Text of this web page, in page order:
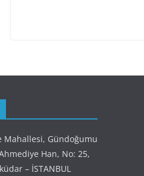
Mahallesi, Gündoğumu
Han, No: 25,
– İSTANBUL